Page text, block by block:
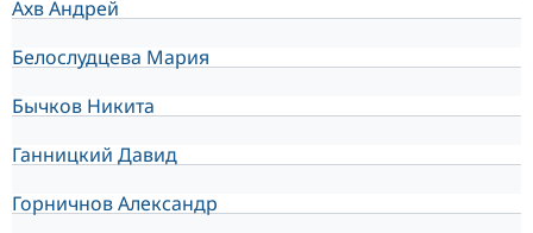
Ахв Андрей
Белослудцева Мария
Бычков Никита
Ганницкий Давид
Горничнов Александр